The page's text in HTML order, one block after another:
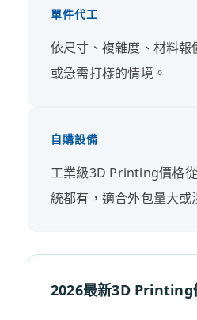
單件代工
依尺寸、複雜度、材料報
或急需打樣的情境。
自購設備
工業級3D Printing價格
統都有，適合外包量大或
2026最新3D Printing